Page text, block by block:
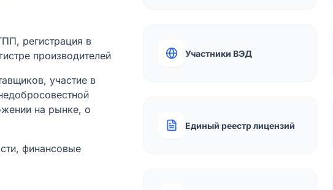
регистрация в
производителей
участие в
на рынке, о
финансовые
Участники ВЭД
Единый реестр лицензий